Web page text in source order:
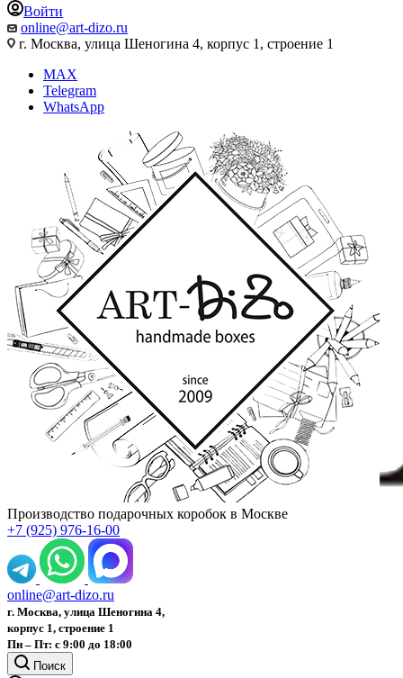
Войти
online@art-dizo.ru
г. Москва, улица Шеногина 4, корпус 1, строение 1
MAX
Telegram
WhatsApp
Производство подарочных коробок в Москве
+7 (925) 976-16-00
online@art-dizo.ru
г. Москва, улица Шеногина 4,
корпус 1, строение 1
Пн – Пт: с 9:00 до 18:00
Поиск